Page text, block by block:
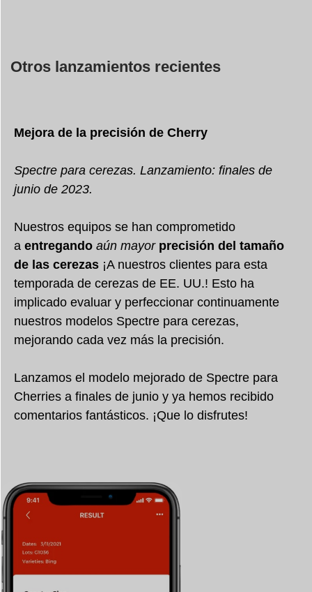
Otros lanzamientos recientes
Mejora de la precisión de Cherry
Spectre para cerezas. Lanzamiento: finales de
junio de 2023.
Nuestros equipos se han comprometido
a entregando aún mayor precisión del tamaño
de las cerezas ¡A nuestros clientes para esta
temporada de cerezas de EE. UU.! Esto ha
implicado evaluar y perfeccionar continuamente
nuestros modelos Spectre para cerezas,
mejorando cada vez más la precisión.
Lanzamos el modelo mejorado de Spectre para
Cherries a finales de junio y ya hemos recibido
comentarios fantásticos. ¡Que lo disfrutes!